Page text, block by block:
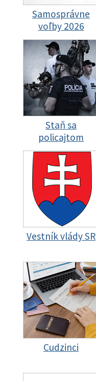
Samosprávne
voľby 2026
Staň sa
policajtom
Vestník vlády SR
Cudzinci